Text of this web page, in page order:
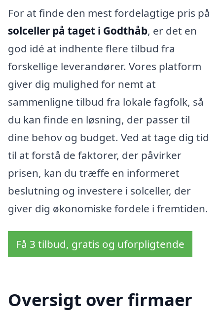
For at finde den mest fordelagtige pris på
solceller på taget i Godthåb, er det en
god idé at indhente flere tilbud fra
forskellige leverandører. Vores platform
giver dig mulighed for nemt at
sammenligne tilbud fra lokale fagfolk, så
du kan finde en løsning, der passer til
dine behov og budget. Ved at tage dig tid
til at forstå de faktorer, der påvirker
prisen, kan du træffe en informeret
beslutning og investere i solceller, der
giver dig økonomiske fordele i fremtiden.
Få 3 tilbud, gratis og uforpligtende
Oversigt over firmaer